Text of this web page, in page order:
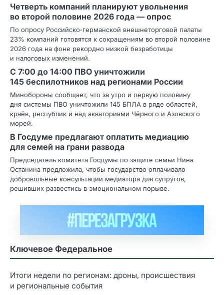
Четверть компаний планируют увольнения
во второй половине 2026 года — опрос
По опросу Российско‑германской внешнеторговой палаты
23% компаний готовятся к сокращениям во второй половине
2026 года на фоне рекордно низкой безработицы
и налоговых изменений.
С 7:00 до 14:00 ПВО уничтожили
145 беспилотников над регионами России
Минобороны сообщает, что за утро и первую половину
дня системы ПВО уничтожили 145 БПЛА в ряде областей,
краёв, республик и над акваториями Чёрного и Азовского
морей.
В Госдуме предлагают оплатить медиацию
для семей на грани развода
Председатель комитета Госдумы по защите семьи Нина
Останина предложила, чтобы государство оплачивало
добровольные консультации медиатора для супругов,
решивших развестись в эмоциональном порыве.
Ключевое Федеральное
Итоги недели по регионам: дроны, происшествия
и региональные события